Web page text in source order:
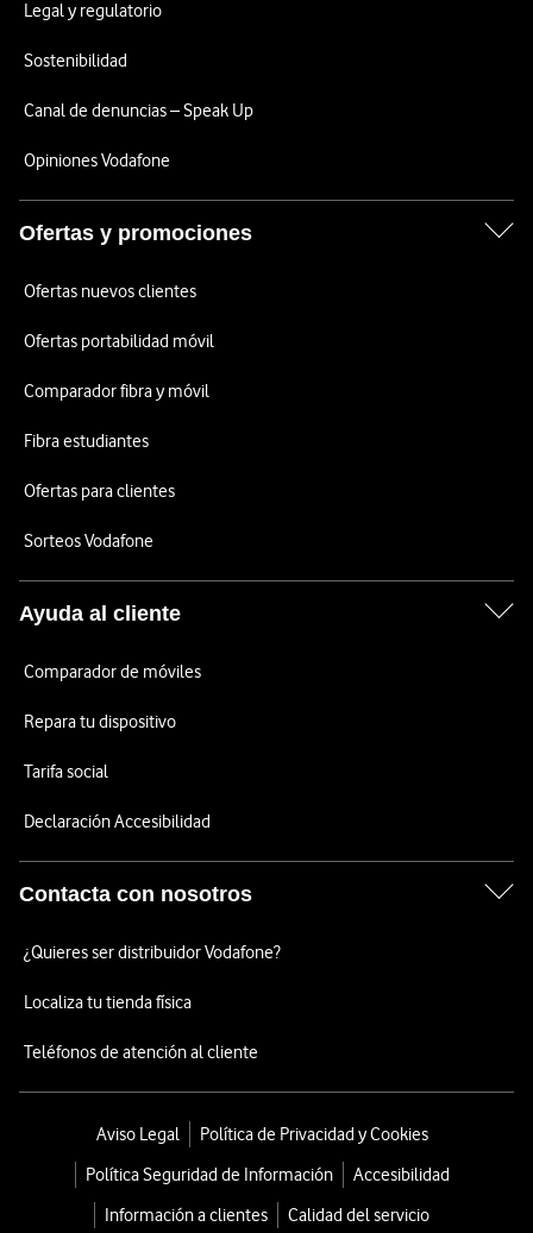
Legal y regulatorio
Sostenibilidad
Canal de denuncias – Speak Up
Opiniones Vodafone
Ofertas y promociones
Ofertas nuevos clientes
Ofertas portabilidad móvil
Comparador fibra y móvil
Fibra estudiantes
Ofertas para clientes
Sorteos Vodafone
Ayuda al cliente
Comparador de móviles
Repara tu dispositivo
Tarifa social
Declaración Accesibilidad
Contacta con nosotros
¿Quieres ser distribuidor Vodafone?
Localiza tu tienda física
Teléfonos de atención al cliente
Aviso Legal
Política de Privacidad y Cookies
Política Seguridad de Información
Accesibilidad
Información a clientes
Calidad del servicio